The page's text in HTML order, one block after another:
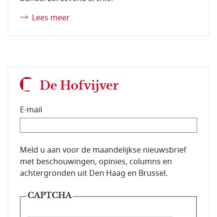
Lees meer
De Hofvijver
E-mail
E-mailadres van de abonnee.
Meld u aan voor de maandelijkse nieuwsbrief
met beschouwingen, opinies, columns en
achtergronden uit Den Haag en Brussel.
CAPTCHA